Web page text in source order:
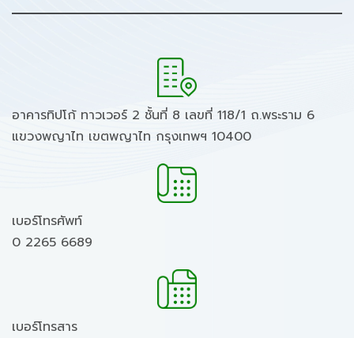
อาคารทิปโก้ ทาวเวอร์ 2 ชั้นที่ 8 เลขที่ 118/1 ถ.พระราม 6
แขวงพญาไท เขตพญาไท กรุงเทพฯ 10400
เบอร์โทรศัพท์
0 2265 6689
เบอร์โทรสาร